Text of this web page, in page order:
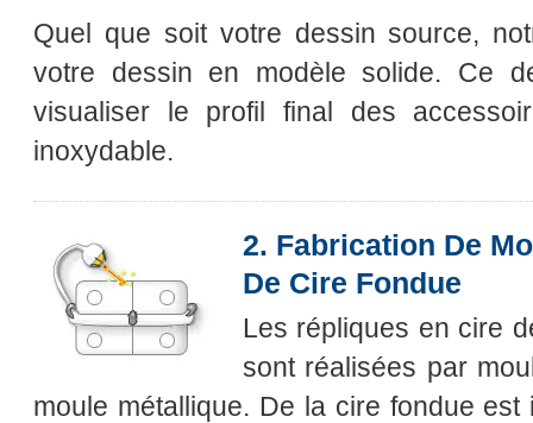
Quel que soit votre dessin source,
votre dessin en modèle solide. Ce
visualiser le profil final des
inoxydable.
2. Fabrication De
De Cire Fondue
Les répliques en cire
sont réalisées par
moule métallique. De la cire fondue